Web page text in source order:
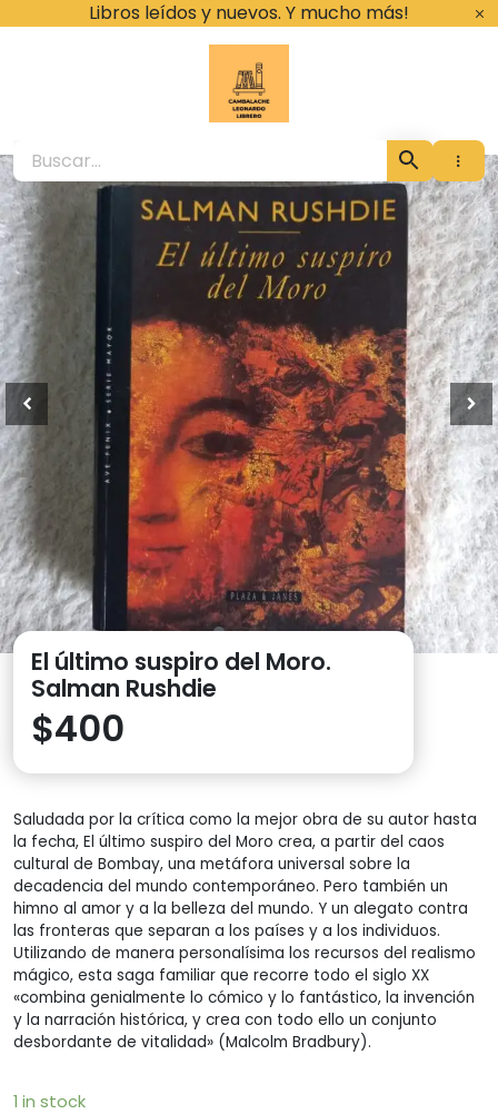
Libros leídos y nuevos. Y mucho más!
Cambalache
El último suspiro del Moro.
Salman Rushdie
$400
Saludada por la crítica como la mejor obra de su autor hasta
la fecha, El último suspiro del Moro crea, a partir del caos
cultural de Bombay, una metáfora universal sobre la
decadencia del mundo contemporáneo. Pero también un
himno al amor y a la belleza del mundo. Y un alegato contra
las fronteras que separan a los países y a los individuos.
Utilizando de manera personalísima los recursos del realismo
mágico, esta saga familiar que recorre todo el siglo XX
«combina genialmente lo cómico y lo fantástico, la invención
y la narración histórica, y crea con todo ello un conjunto
desbordante de vitalidad» (Malcolm Bradbury).
1 in stock